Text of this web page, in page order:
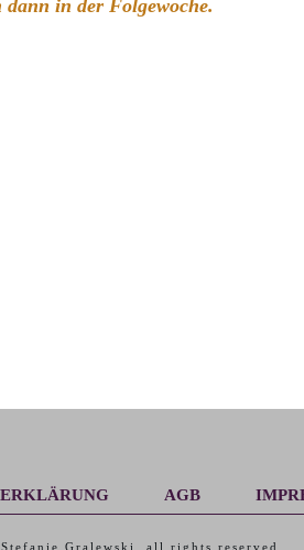
dann in der Folgewoche.
AGB
Stefanie Gralewski , all rights reserved.